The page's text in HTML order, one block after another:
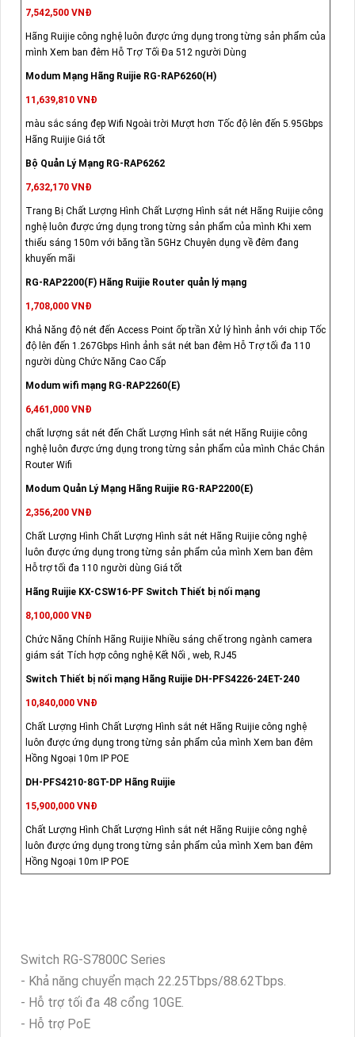
7,542,500 VNĐ
Hãng Ruijie công nghệ luôn được ứng dụng trong từng sản phẩm của
mình Xem ban đêm Hỗ Trợ Tối Đa 512 người Dùng
Modum Mạng Hãng Ruijie RG-RAP6260(H)
11,639,810 VNĐ
màu sắc sáng đẹp Wifi Ngoài trời Mượt hơn Tốc độ lên đến 5.95Gbps
Hãng Ruijie Giá tốt
Bộ Quản Lý Mạng RG-RAP6262
7,632,170 VNĐ
Trang Bị Chất Lượng Hình Chất Lượng Hình sắt nét Hãng Ruijie công
nghệ luôn được ứng dụng trong từng sản phẩm của mình Khi xem
thiếu sáng 150m với băng tần 5GHz Chuyên dụng về đêm đang
khuyến mãi
RG-RAP2200(F) Hãng Ruijie Router quản lý mạng
1,708,000 VNĐ
Khả Năng độ nét đến Access Point ốp trần Xử lý hình ảnh với chip Tốc
độ lên đến 1.267Gbps Hình ảnh sắt nét ban đêm Hỗ Trợ tối đa 110
người dùng Chức Năng Cao Cấp
Modum wifi mạng RG-RAP2260(E)
6,461,000 VNĐ
chất lượng sắt nét đến Chất Lượng Hình sắt nét Hãng Ruijie công
nghệ luôn được ứng dụng trong từng sản phẩm của mình Chắc Chắn
Router Wifi
Modum Quản Lý Mạng Hãng Ruijie RG-RAP2200(E)
2,356,200 VNĐ
Chất Lượng Hình Chất Lượng Hình sắt nét Hãng Ruijie công nghệ
luôn được ứng dụng trong từng sản phẩm của mình Xem ban đêm
Hỗ trợ tối đa 110 người dùng Giá tốt
Hãng Ruijie KX-CSW16-PF Switch Thiết bị nối mạng
8,100,000 VNĐ
Chức Năng Chính Hãng Ruijie Nhiều sáng chế trong ngành camera
giám sát Tích hợp công nghệ Kết Nối , web, RJ45
Switch Thiết bị nối mạng Hãng Ruijie DH-PFS4226-24ET-240
10,840,000 VNĐ
Chất Lượng Hình Chất Lượng Hình sắt nét Hãng Ruijie công nghệ
luôn được ứng dụng trong từng sản phẩm của mình Xem ban đêm
Hồng Ngoại 10m IP POE
DH-PFS4210-8GT-DP Hãng Ruijie
15,900,000 VNĐ
Chất Lượng Hình Chất Lượng Hình sắt nét Hãng Ruijie công nghệ
luôn được ứng dụng trong từng sản phẩm của mình Xem ban đêm
Hồng Ngoại 10m IP POE
Switch RG-S7800C Series
- Khả năng chuyển mạch 22.25Tbps/88.62Tbps.
- Hỗ trợ tối đa 48 cổng 10GE.
- Hỗ trợ PoE